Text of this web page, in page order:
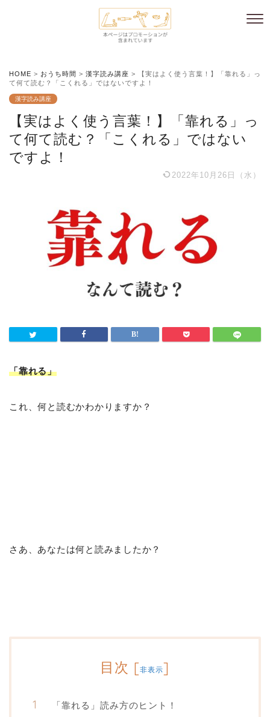
HOME > おうち時間 > 漢字読み講座 >
【実はよく使う言葉！】「靠れる」っ
て何て読む？「こくれる」ではないですよ！
漢字読み講座
【実はよく使う言葉！】「靠れる」っ
て何て読む？「こくれる」ではない
ですよ！
2022年10月26日（水）
「靠れる」
これ、何と読むかわかりますか？
さあ、あなたは何と読みましたか？
目次 [非表示]
「靠れる」読み方のヒント！